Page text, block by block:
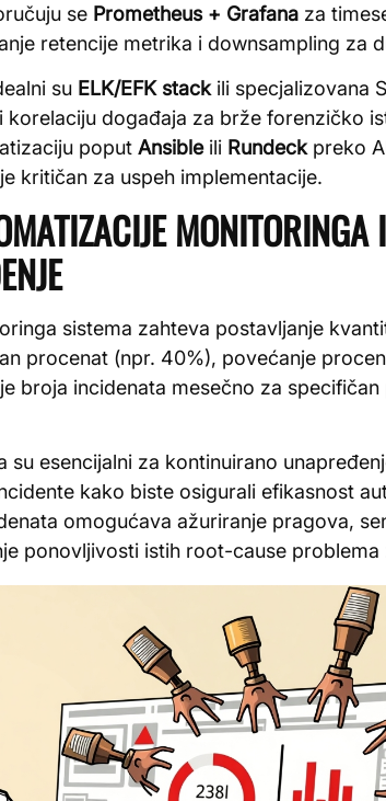
se Prometheus + Grafana za
retencije metrika i downsampling za
su ELK/EFK stackili specjalizovana
događaja za brže forenzičko
poput Ansibleili Rundeckpreko
je kritičan za uspeh implementacije.
sistema zahteva postavljanje
procenat (npr. 40%), povećanje
broja incidenata mesečno za
esencijalni za kontinuirano
kako biste osigurali efikasnost
omogućava ažuriranje pragova,
ponovljivosti istih root-cause